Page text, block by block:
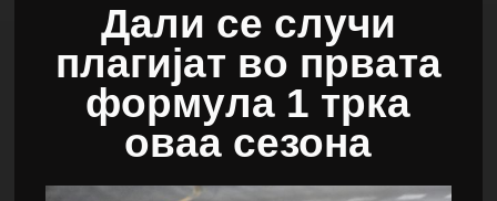
Дали се случи
плагијат во првата
формула 1 трка
оваа сезона